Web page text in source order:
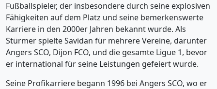
Fußballspieler, der insbesondere durch seine explosiven
Fähigkeiten auf dem Platz und seine bemerkenswerte
Karriere in den 2000er Jahren bekannt wurde. Als
Stürmer spielte Savidan für mehrere Vereine, darunter
Angers SCO, Dijon FCO, und die gesamte Ligue 1, bevor
er international für seine Leistungen gefeiert wurde.
Seine Profikarriere begann 1996 bei Angers SCO, wo er